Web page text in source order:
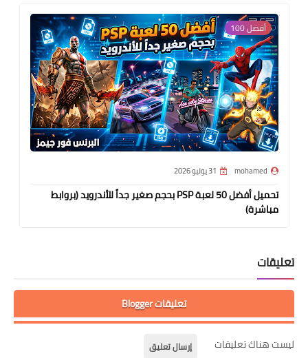
أفضل 100
mohamed 31 يوليو 2026
تحميل أفضل 50 لعبة PSP بحجم صغير جداً للأندرويد (بروابط
مباشرة)
تعليقات
تعليقات Blogger
ليست هناك تعليقات إرسال تعليق